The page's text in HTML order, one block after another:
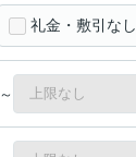
礼金・敷引なし
～